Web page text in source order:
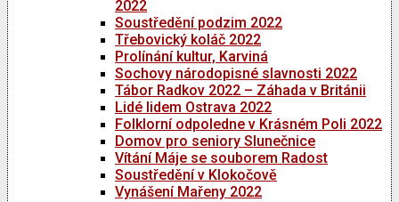
2022
Soustředění podzim 2022
Třebovický koláč 2022
Prolínání kultur, Karviná
Sochovy národopisné slavnosti 2022
Tábor Radkov 2022 – Záhada v Británii
Lidé lidem Ostrava 2022
Folklorní odpoledne v Krásném Poli 2022
Domov pro seniory Slunečnice
Vítání Máje se souborem Radost
Soustředění v Klokočově
Vynášení Mařeny 2022